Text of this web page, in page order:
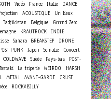
Vidéo France Italie
DANCE
ACOUSTIQUE
Un lieux
Tadjikistan Belgique
Grrrnd Zero
KRAUTROCK
INDIE
Sahara BREAKSTEP
DRONE
POST-PUNK Japon Somalie Concert
COLDWAVE Suède Pays-bas
POST-
La triperie WEIRDO
HARSH
METAL AVANT-GARDE
CRUST
ROCKABILLY